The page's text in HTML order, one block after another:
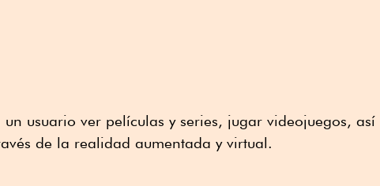
un usuario ver películas y series, jugar videojuegos, así
de la realidad aumentada y virtual.